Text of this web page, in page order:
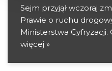
Sejm przyjął wczoraj
Prawie o ruchu
Ministerstwa Cyfryzacji.
więcej »